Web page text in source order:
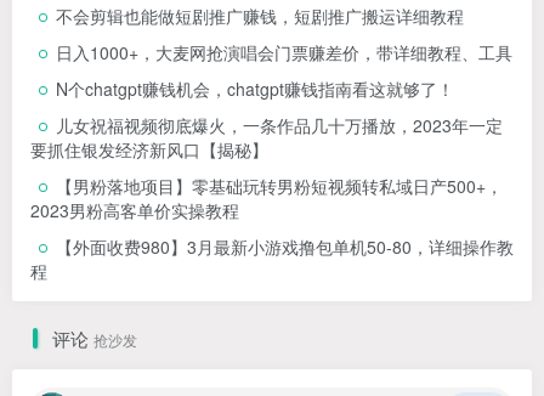
不会剪辑也能做短剧推广赚钱，短剧推广搬运详细教程
日入1000+，大麦网抢演唱会门票赚差价，带详细教程、工具
N个chatgpt赚钱机会，chatgpt赚钱指南看这就够了！
儿女祝福视频彻底爆火，一条作品几十万播放，2023年一定
要抓住银发经济新风口【揭秘】
【男粉落地项目】零基础玩转男粉短视频转私域日产500+，
2023男粉高客单价实操教程
【外面收费980】3月最新小游戏撸包单机50-80，详细操作教
程
评论 抢沙发